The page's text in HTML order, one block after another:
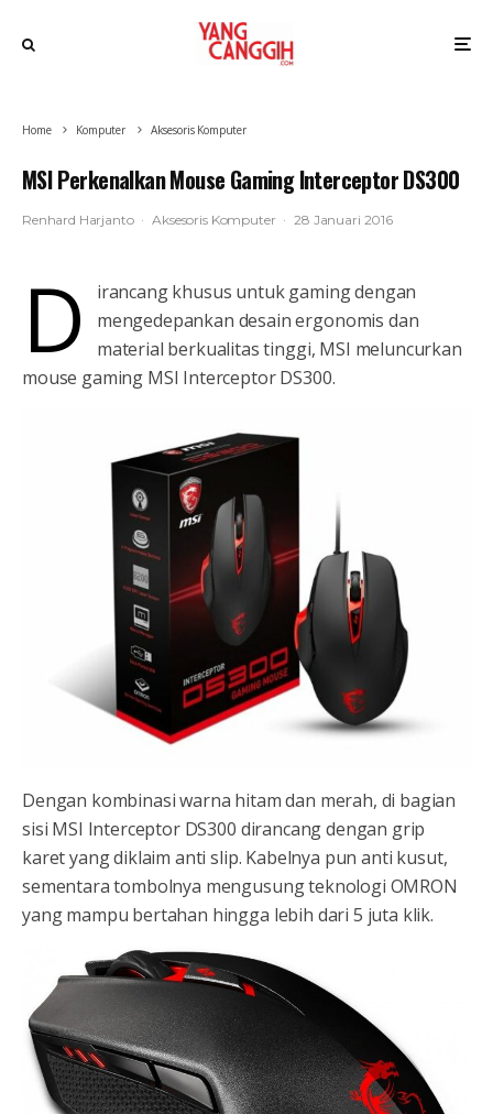
Home Komputer Aksesoris Komputer
MSI Perkenalkan Mouse Gaming Interceptor DS300
Renhard Harjanto · Aksesoris Komputer · 28 Januari 2016
D
irancang khusus untuk gaming dengan
mengedepankan desain ergonomis dan
material berkualitas tinggi, MSI meluncurkan
mouse gaming MSI Interceptor DS300.
Dengan kombinasi warna hitam dan merah, di bagian
sisi MSI Interceptor DS300 dirancang dengan grip
karet yang diklaim anti slip. Kabelnya pun anti kusut,
sementara tombolnya mengusung teknologi OMRON
yang mampu bertahan hingga lebih dari 5 juta klik.